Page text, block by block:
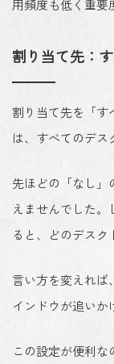
用頻度も低く重要
割り当て先：
割り当て先を「す
は、すべてのデス
先ほどの「なし」
えませんでした
ると、どのデスク
言い方を変えれば
インドウが追いか
この設定が便利